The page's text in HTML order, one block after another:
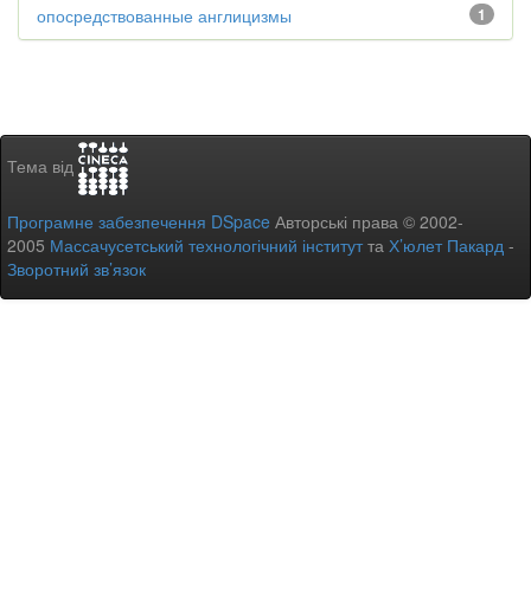
1
опосредствованные англицизмы
Тема від
Програмне забезпечення DSpace Авторські права © 2002-
2005 Массачусетський технологічний інститутта Х’юлет Пакард -
Зворотний зв’язок